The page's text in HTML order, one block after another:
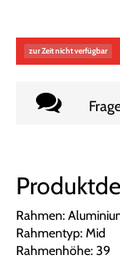
zur Zeit nicht verfügbar
Rahmen:
Rahmentyp: Mid
Rahmenhöhe: 39